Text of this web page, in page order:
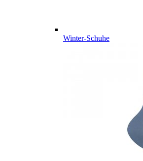
Winter-Schuhe